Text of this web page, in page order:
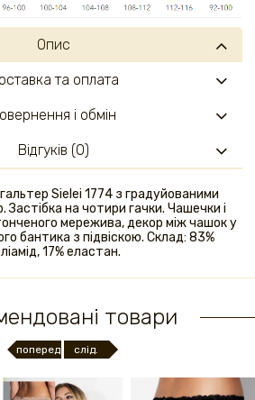
Опис
Sielei 1774 з градуйованими
на чотири гачки. Чашечки і
мережива, декор між чашок у
бантика з підвіскою. Склад: 83%
17% еластан.
та оплата
і обмін
Відгуків (0)
товари
поперед. слід.